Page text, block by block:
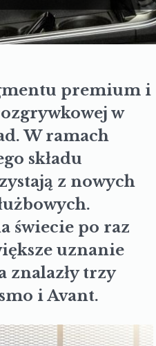
premium i
w
W ramach
składu
z nowych
świecie po raz
uznanie
znalazły trzy
i Avant.